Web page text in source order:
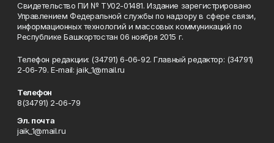
Свидетельство ПИ № ТУ02-01481. Издание зарегистрировано
Управлением Федеральной службы по надзору в сфере связи,
информационных технологий и массовых коммуникаций по
Республике Башкортостан 06 ноября 2015 г.
Телефон редакции: (34791) 6-06-92. Главный редактор: (34791)
2-06-79. Е-mаil: jaik_1@mail.ru
Телефон
8(34791) 2-06-79
Эл. почта
jaik_1@mail.ru